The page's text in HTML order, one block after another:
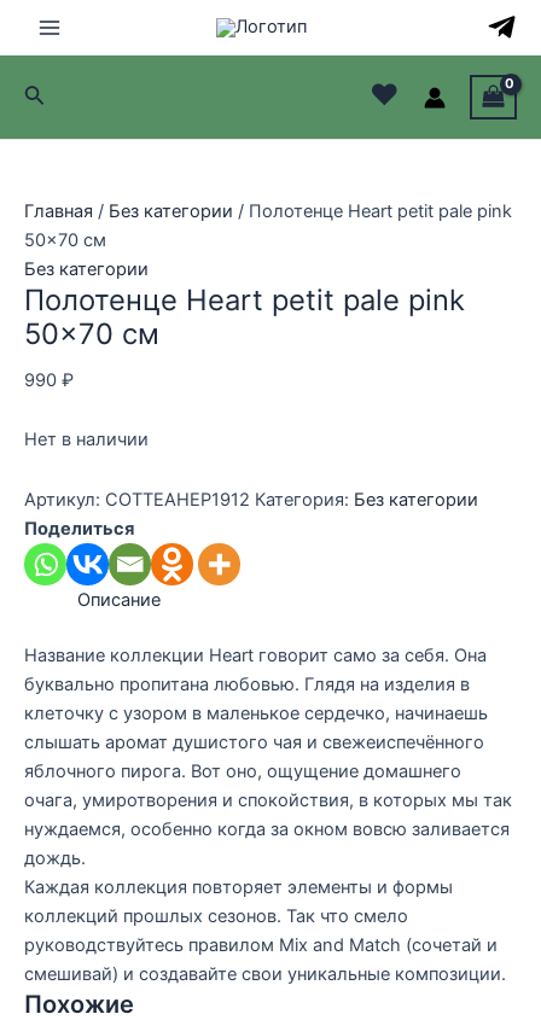
Main
Menu
Поиск ♥
Главная / Без категории / Полотенце Heart petit pale pink
50×70 см
Без категории
Полотенце Heart petit pale pink
50×70 см
990 ₽
Нет в наличии
Артикул: COTTEAHEP1912 Категория: Без категории
Поделиться
Описание
Название коллекции Heart говорит само за себя. Она
буквально пропитана любовью. Глядя на изделия в
клеточку с узором в маленькое сердечко, начинаешь
слышать аромат душистого чая и свежеиспечённого
яблочного пирога. Вот оно, ощущение домашнего
очага, умиротворения и спокойствия, в которых мы так
нуждаемся, особенно когда за окном вовсю заливается
дождь.
Каждая коллекция повторяет элементы и формы
коллекций прошлых сезонов. Так что смело
руководствуйтесь правилом Mix and Match (сочетай и
смешивай) и создавайте свои уникальные композиции.
Похожие